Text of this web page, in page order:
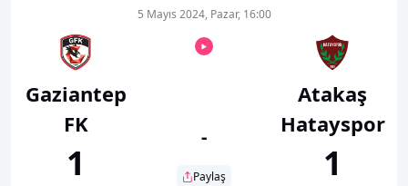
Gaziantep
FK
1
5 Mayıs 2024, Pazar, 16:00
-
Paylaş
Atakaş
Hatayspor
1